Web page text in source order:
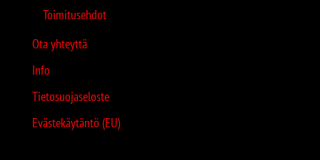
Toimitusehdot
Ota yhteyttä
Info
Tietosuojaseloste
Evästekäytäntö (EU)